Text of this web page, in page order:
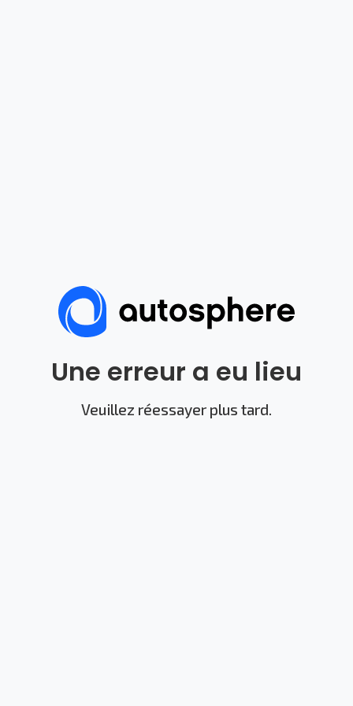
Une erreur a eu lieu
Veuillez réessayer plus tard.